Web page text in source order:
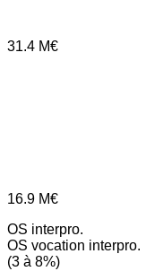
31.4 M€
16.9 M€
OS interpro.
OS vocation interpro.
(3 à 8%)